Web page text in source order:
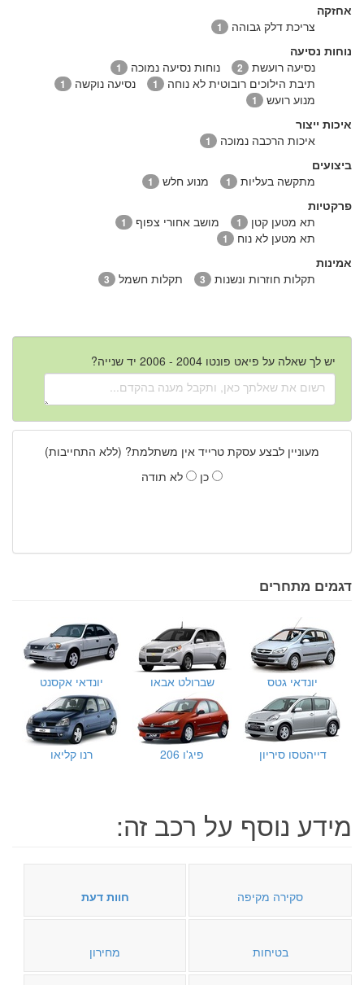
אחזקה
צריכת דלק גבוהה
1
נוחות נסיעה
נסיעה רועשת
2 נוחות נסיעה נמוכה 1
תיבת הילוכים רובוטית לא נוחה 1 נסיעה נוקשה 1
מנוע רועש 1
איכות ייצור
איכות הרכבה נמוכה
1
ביצועים
מתקשה בעליות
1 מנוע חלש 1
פרקטיות
תא מטען קטן
1 מושב אחורי צפוף 1
תא מטען לא נוח 1
אמינות
תקלות חוזרות ונשנות
3 תקלות חשמל 3
יש לך שאלה על פיאט פונטו 2004 - 2006 יד שנייה?
מעוניין לבצע עסקת טרייד אין משתלמת? (ללא התחייבות)
כן
לא תודה
דגמים מתחרים
יונדאי גטס שברולט אבאו יונדאי אקסנט
דייהטסו סיריון פיג'ו 206 רנו קליאו
מידע נוסף על רכב זה:
סקירה מקיפה חוות דעת
בטיחות מחירון